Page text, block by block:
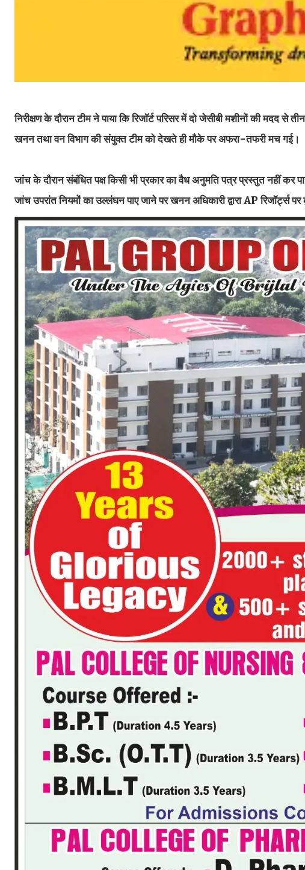
निरीक्षण के दौरान टीम ने पाया कि रिजॉर्ट परिसर में दो जेसीबी मशीनों की मदद
खनन तथा वन विभाग की संयुक्त टीम को देखते ही मौके पर अफरा-तफरी मच गई।
जांच के दौरान संबंधित पक्ष किसी भी प्रकार का वैध अनुमति पत्र प्रस्तुत नहीं कर
जांच उपरांत नियमों का उल्लंघन पाए जाने पर खनन अधिकारी द्वारा AP रिजॉर्ट्स